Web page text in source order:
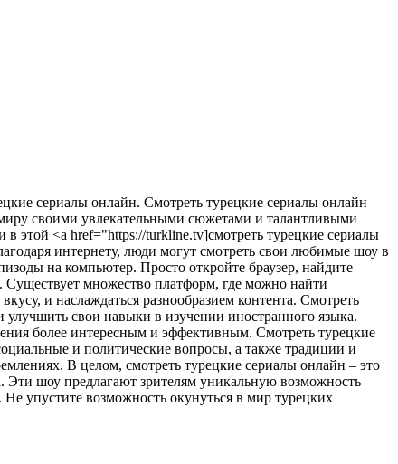
сeриaлы онлайн. Смотреть турецкие сериалы онлайн
своими увлекательными сюжетами и талантливыми
этой <a href="https://turkline.tv]смотреть турецкие сериалы
интернету, люди могут смотреть свои любимые шоу в
на компьютер. Просто откройте браузер, найдите
множество платформ, где можно найти
и наслаждаться разнообразием контента. Смотреть
улучшить свои навыки в изучении иностранного языка.
более интересным и эффективным. Смотреть турецкие
и политические вопросы, а также традиции и
В целом, смотреть турецкие сериалы онлайн – это
Эти шоу предлагают зрителям уникальную возможность
упустите возможность окунуться в мир турецких